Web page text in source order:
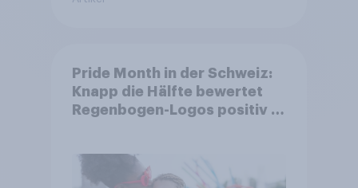
Pride Month in der Schweiz:
Knapp die Hälfte bewertet
Regenbogen-Logos positiv –